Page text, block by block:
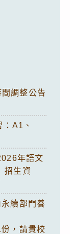
調整公告
A1、
年語文
招生資
續部門養
，請貴校